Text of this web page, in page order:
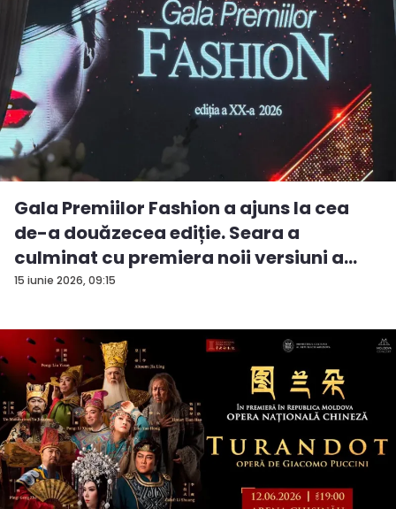
15 iunie 2026, 09:15
Gala Premiilor Fashion a ajuns la cea
de-a douăzecea ediție. Seara a
culminat cu premiera noii versiuni a
pie...